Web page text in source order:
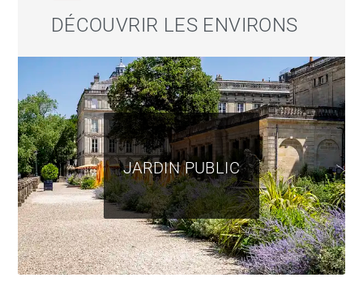
DÉCOUVRIR LES ENVIRONS
JARDIN PUBLIC